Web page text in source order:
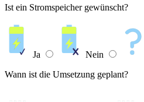
Ist ein Stromspeicher gewünscht?
Ja Nein
Wann ist die Umsetzung geplant?